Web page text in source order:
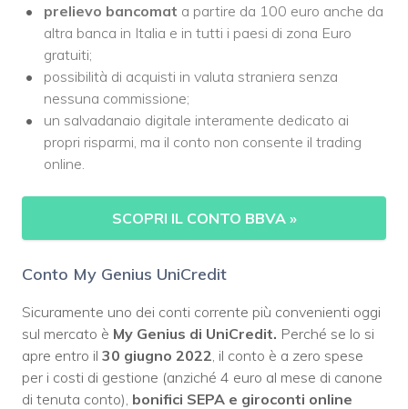
prelievo bancomat a partire da 100 euro anche da
altra banca in Italia e in tutti i paesi di zona Euro
gratuiti;
possibilità di acquisti in valuta straniera senza
nessuna commissione;
un salvadanaio digitale interamente dedicato ai
propri risparmi, ma il conto non consente il trading
online.
SCOPRI IL CONTO BBVA »
Conto My Genius UniCredit
Sicuramente uno dei conti corrente più convenienti oggi
sul mercato è My Genius di UniCredit. Perché se lo si
apre entro il 30 giugno 2022 , il conto è a zero spese
per i costi di gestione (anziché 4 euro al mese di canone
di tenuta conto), bonifici SEPA e giroconti online